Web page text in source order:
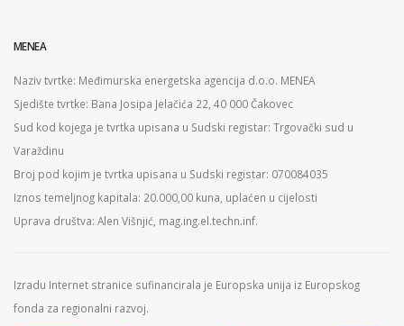
MENEA
Naziv tvrtke: Međimurska energetska agencija d.o.o. MENEA
Sjedište tvrtke: Bana Josipa Jelačića 22, 40 000 Čakovec
Sud kod kojega je tvrtka upisana u Sudski registar: Trgovački sud u
Varaždinu
Broj pod kojim je tvrtka upisana u Sudski registar: 070084035
Iznos temeljnog kapitala: 20.000,00 kuna, uplaćen u cijelosti
Uprava društva: Alen Višnjić, mag.ing.el.techn.inf.
Izradu Internet stranice sufinancirala je Europska unija iz Europskog
fonda za regionalni razvoj.